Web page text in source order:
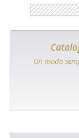
Un modo